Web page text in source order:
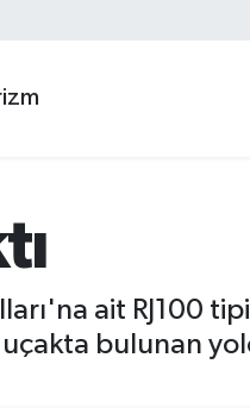
ait RJ100
uçakta bulunan